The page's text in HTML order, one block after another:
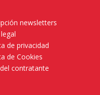
newsletters
de privacidad
de Cookies
contratante